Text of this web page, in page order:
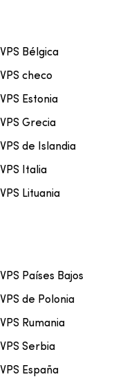
VPS Bélgica
VPS checo
VPS Estonia
VPS Grecia
VPS de Islandia
VPS Italia
VPS Lituania
VPS Países Bajos
VPS de Polonia
VPS Rumania
VPS Serbia
VPS España